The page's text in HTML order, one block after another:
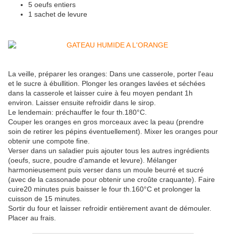
5 oeufs entiers
1 sachet de levure
La veille, préparer les oranges: Dans une casserole, porter l'eau
et le sucre à ébullition. Plonger les oranges lavées et séchées
dans la casserole et laisser cuire à feu moyen pendant 1h
environ. Laisser ensuite refroidir dans le sirop.
Le lendemain: préchauffer le four th.180°C.
Couper les oranges en gros morceaux avec la peau (prendre
soin de retirer les pépins éventuellement). Mixer les oranges pour
obtenir une compote fine.
Verser dans un saladier puis ajouter tous les autres ingrédients
(oeufs, sucre, poudre d'amande et levure). Mélanger
harmonieusement puis verser dans un moule beurré et sucré
(avec de la cassonade pour obtenir une croûte craquante). Faire
cuire20 minutes puis baisser le four th.160°C et prolonger la
cuisson de 15 minutes.
Sortir du four et laisser refroidir entièrement avant de démouler.
Placer au frais.